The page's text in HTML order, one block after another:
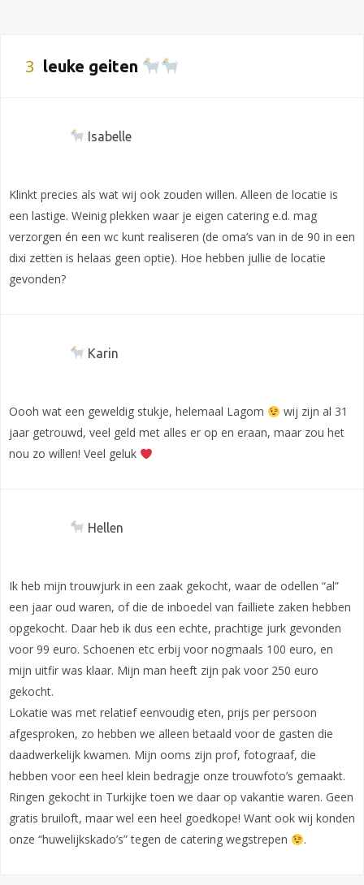
3 leuke geiten
Isabelle
Klinkt precies als wat wij ook zouden willen. Alleen de locatie is
een lastige. Weinig plekken waar je eigen catering e.d. mag
verzorgen én een wc kunt realiseren (de oma’s van in de 90 in een
dixi zetten is helaas geen optie). Hoe hebben jullie de locatie
gevonden?
Karin
Oooh wat een geweldig stukje, helemaal Lagom
wij zijn al 31
jaar getrouwd, veel geld met alles er op en eraan, maar zou het
nou zo willen! Veel geluk
Hellen
Ik heb mijn trouwjurk in een zaak gekocht, waar de odellen “al”
een jaar oud waren, of die de inboedel van failliete zaken hebben
opgekocht. Daar heb ik dus een echte, prachtige jurk gevonden
voor 99 euro. Schoenen etc erbij voor nogmaals 100 euro, en
mijn uitfir was klaar. Mijn man heeft zijn pak voor 250 euro
gekocht.
Lokatie was met relatief eenvoudig eten, prijs per persoon
afgesproken, zo hebben we alleen betaald voor de gasten die
daadwerkelijk kwamen. Mijn ooms zijn prof, fotograaf, die
hebben voor een heel klein bedragje onze trouwfoto’s gemaakt.
Ringen gekocht in Turkijke toen we daar op vakantie waren. Geen
gratis bruiloft, maar wel een heel goedkope! Want ook wij konden
onze “huwelijkskado’s” tegen de catering wegstrepen
.